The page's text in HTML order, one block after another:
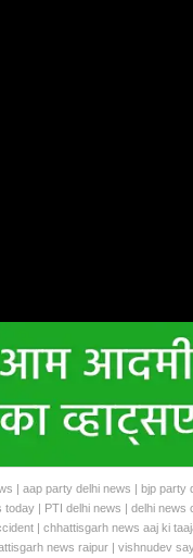
| aap party delhi news | bjp
today | PTI delhi news | delhi
| chhattisgarh news aaj ki
news raipur | vishnudev